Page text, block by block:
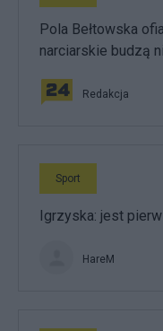
Pola Bełtowska
narciarskie budzą
Redakcja
Sport
Igrzyska: jest
HareM